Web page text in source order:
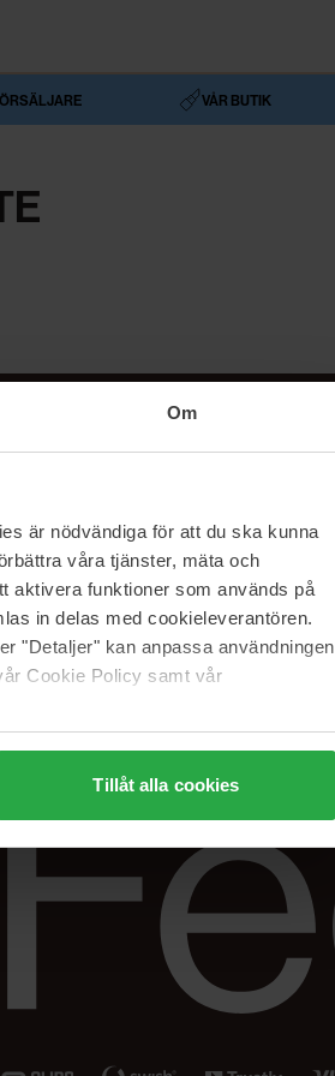
Om
är nödvändiga för att du ska kunna
våra tjänster, mäta och
aktivera funktioner som används på
in delas med cookieleverantören.
"Detaljer" kan anpassa användningen
Cookie Policy samt vår
Tillåt alla cookies
VÅR BUTIK
min beställning
&
Följ oss
Facebook
Instagram
Linkedin